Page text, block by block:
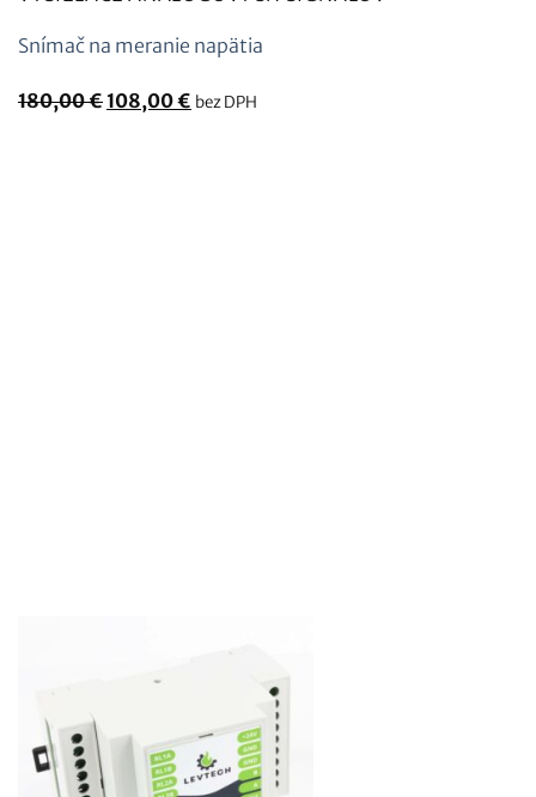
Snímač na meranie napätia
180,00€ Pôvodná
108,00€ Aktuálna
bez DPH